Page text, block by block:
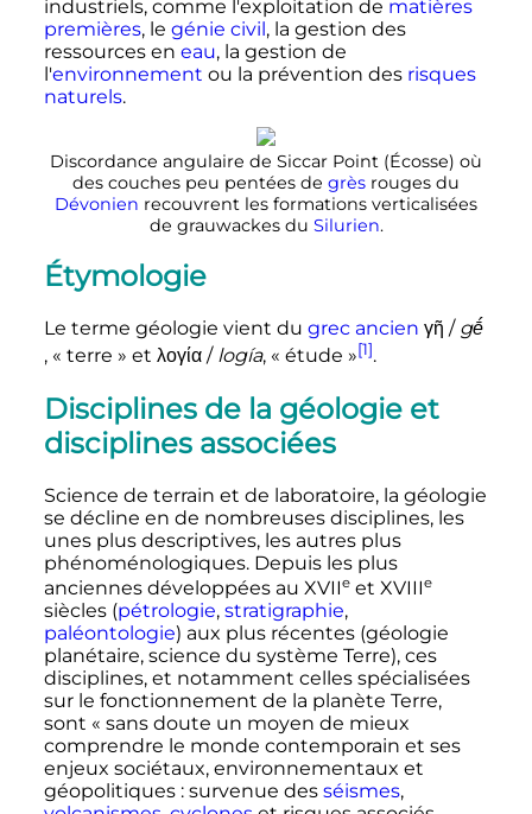
industriels, comme l'exploitation de matières
premières, le génie civil, la gestion des
ressources en eau, la gestion de
l'environnement ou la prévention des risques
naturels.
Discordance angulaire de Siccar Point (Écosse) où
des couches peu pentées de grès rouges du
Dévonien recouvrent les formations verticalisées
de grauwackes du Silurien.
Étymologie
Le terme géologie vient du grec ancien γῆ / gḗ
, « terre » et λογία / logía, « étude »[1].
Disciplines de la géologie et
disciplines associées
Science de terrain et de laboratoire, la géologie
se décline en de nombreuses disciplines, les
unes plus descriptives, les autres plus
phénoménologiques. Depuis les plus
anciennes développées au XVIIe et XVIIIe
siècles(pétrologie, stratigraphie,
paléontologie) aux plus récentes (géologie
planétaire, science du système Terre), ces
disciplines, et notamment celles spécialisées
sur le fonctionnement de la planète Terre,
sont « sans doute un moyen de mieux
comprendre le monde contemporain et ses
enjeux sociétaux, environnementaux et
géopolitiques : survenue des séismes,